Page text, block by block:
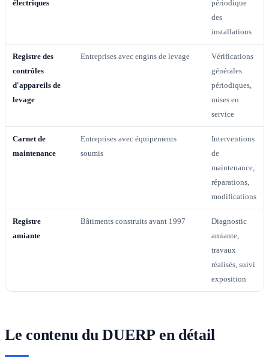
électriques
périodique
des
installations
Registre des
contrôles
d'appareils de
levage
Entreprises avec engins de levage
Vérifications
générales
périodiques,
mises en
service
Carnet de
maintenance
Entreprises avec équipements
soumis
Interventions
de
maintenance,
réparations,
modifications
Registre
amiante
Bâtiments construits avant 1997
Diagnostic
amiante,
travaux
réalisés, suivi
exposition
Le contenu du DUERP en détail